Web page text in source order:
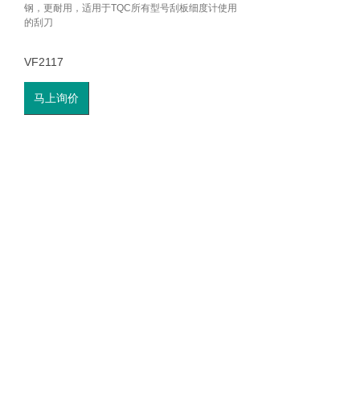
钢，更耐用，适用于TQC所有型号刮板细度计使用
的刮刀
VF2117
马上询价